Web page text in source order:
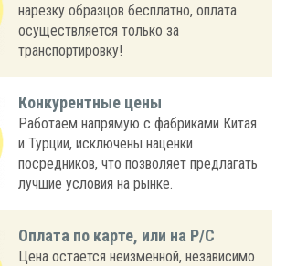
нарезку образцов бесплатно, оплата
осуществляется только за
транспортировку!
Конкурентные цены
Работаем напрямую с фабриками Китая
и Турции, исключены наценки
посредников, что позволяет предлагать
лучшие условия на рынке.
Оплата по карте, или на Р/С
Цена остается неизменной, независимо